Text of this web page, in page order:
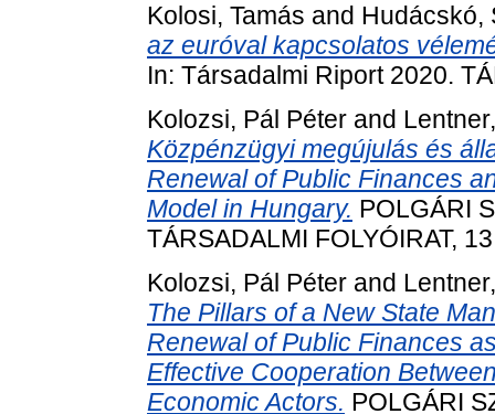
Kolosi, Tamás and Hudácskó,
az euróval kapcsolatos
In: Társadalmi Riport 2020.
Kolozsi, Pál Péter and
Közpénzügyi megújulás és
Renewal of Public Finances
Model in Hungary. POLGÁRI
TÁRSADALMI FOLYÓIRAT,
Kolozsi, Pál Péter and
The Pillars of a New State
Renewal of Public Finances
Effective Cooperation
Economic Actors. POLGÁRI